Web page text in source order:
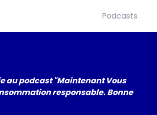
Podcasts
au podcast "Maintenant Vous
responsable. Bonne